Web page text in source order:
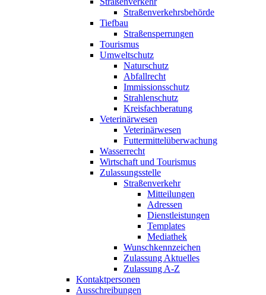
Straßenverkehrsbehörde
Tiefbau
Straßensperrungen
Tourismus
Umweltschutz
Naturschutz
Abfallrecht
Immissionsschutz
Strahlenschutz
Kreisfachberatung
Veterinärwesen
Veterinärwesen
Futtermittelüberwachung
Wasserrecht
Wirtschaft und Tourismus
Zulassungsstelle
Straßenverkehr
Mitteilungen
Adressen
Dienstleistungen
Templates
Mediathek
Wunschkennzeichen
Zulassung Aktuelles
Zulassung A-Z
Kontaktpersonen
Ausschreibungen